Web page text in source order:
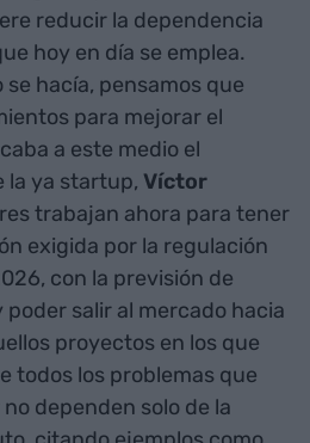
reducir la dependencia
hoy en día se emplea.
se hacía, pensamos que
para mejorar el
a este medio el
la ya startup, Víctor
trabajan ahora para tener
exigida por la regulación
con la previsión de
salir al mercado hacia
proyectos en los que
todos los problemas que
dependen solo de la